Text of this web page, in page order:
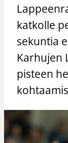
katkolle
sekuntia
Karhujen
pisteen